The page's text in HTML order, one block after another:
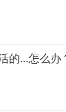
的…怎么办